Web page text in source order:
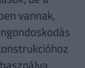
vannak,